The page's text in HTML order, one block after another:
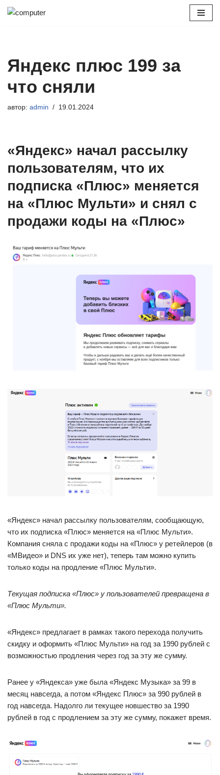
Яндекс плюс 199 за
что сняли
автор: admin 19.01.2024
«Яндекс» начал рассылку
пользователям, что их
подписка «Плюс» меняется
на «Плюс Мульти» и снял с
продажи коды на «Плюс»
«Яндекс» начал рассылку пользователям, сообщающую,
что их подписка «Плюс» меняется на «Плюс Мульти».
Компания сняла с продажи коды на «Плюс» у ретейлеров (в
«MВидео» и DNS их уже нет), теперь там можно купить
только коды на продление «Плюс Мульти».
Текущая подписка «Плюс» у пользователей превращена в
«Плюс Мульти».
«Яндекс» предлагает в рамках такого перехода получить
скидку и оформить «Плюс Мульти» на год за 1990 рублей с
возможностью продления через год за эту же сумму.
Ранее у «Яндекса» уже была «Яндекс Музыка» за 99 в
месяц навсегда, а потом «Яндекс Плюс» за 990 рублей в
год навсегда. Надолго ли текущее новшество за 1990
рублей в год с продлением за эту же сумму, покажет время.